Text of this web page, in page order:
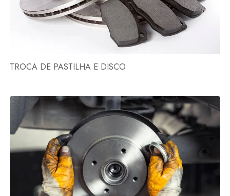
TROCA DE PASTILHA E DISCO